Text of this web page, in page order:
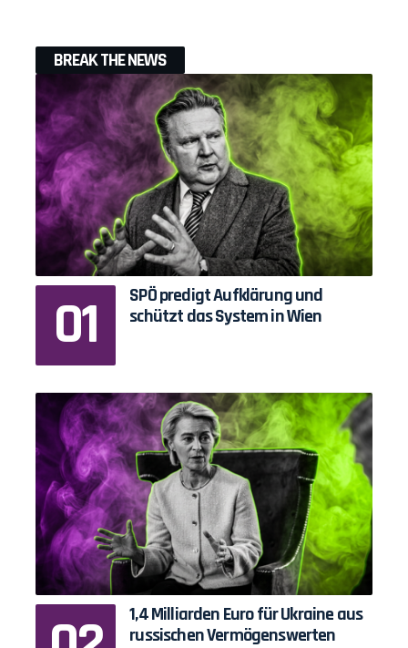
BREAK THE NEWS
SPÖ predigt Aufklärung und
schützt das System in Wien
1,4 Milliarden Euro für Ukraine aus
russischen Vermögenswerten